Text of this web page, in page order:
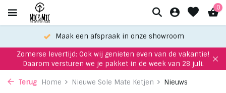
0
Maak een afspraak in onze showroom
Zomerse levertijd: Ook wij genieten even van de vakantie!
Daarom versturen we je pakket in de week van 28 juli.
Terug Home Nieuwe Sole Mate Ketjen Nieuws